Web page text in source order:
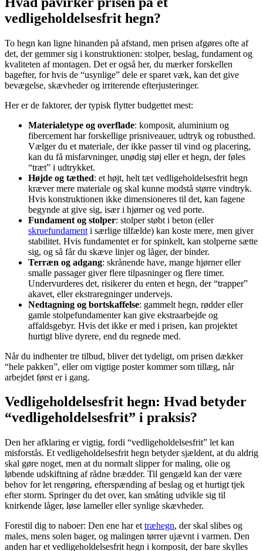
vedligeholdelsesfrit hegn?
To hegn kan ligne hinanden på afstand, men prisen afgøres ofte af
det, der gemmer sig i konstruktionen: stolper, beslag, fundament og
kvaliteten af montagen. Det er også her, du mærker forskellen
bagefter, for hvis de “usynlige” dele er sparet væk, kan det give
bevægelse, skævheder og irriterende efterjusteringer.
Her er de faktorer, der typisk flytter budgettet mest:
Materialetype og overflade: komposit, aluminium og
fibercement har forskellige prisniveauer, udtryk og robusthed.
Vælger du et materiale, der ikke passer til vind og placering,
kan du få misfarvninger, unødig støj eller et hegn, der føles
“træt” i udtrykket.
Højde og tæthed: et højt, helt tæt vedligeholdelsesfrit hegn
kræver mere materiale og skal kunne modstå større vindtryk.
Hvis konstruktionen ikke dimensioneres til det, kan fagene
begynde at give sig, især i hjørner og ved porte.
Fundament og stolper: stolper støbt i beton (eller
skruefundament i særlige tilfælde) kan koste mere, men giver
stabilitet. Hvis fundamentet er for spinkelt, kan stolperne sætte
sig, og så får du skæve linjer og låger, der binder.
Terræn og adgang: skrånende have, mange hjørner eller
smalle passager giver flere tilpasninger og flere timer.
Undervurderes det, risikerer du enten et hegn, der “trapper”
akavet, eller ekstraregninger undervejs.
Nedtagning og bortskaffelse: gammelt hegn, rødder eller
gamle stolpefundamenter kan give ekstraarbejde og
affaldsgebyr. Hvis det ikke er med i prisen, kan projektet
hurtigt blive dyrere, end du regnede med.
Når du indhenter tre tilbud, bliver det tydeligt, om prisen dækker
“hele pakken”, eller om vigtige poster kommer som tillæg, når
arbejdet først er i gang.
Vedligeholdelsesfrit hegn: Hvad betyder
“vedligeholdelsesfrit” i praksis?
Den her afklaring er vigtig, fordi “vedligeholdelsesfrit” let kan
misforstås. Et vedligeholdelsesfrit hegn betyder sjældent, at du aldrig
skal gøre noget, men at du normalt slipper for maling, olie og
løbende udskiftning af rådne brædder. Til gengæld kan der være
behov for let rengøring, efterspænding af beslag og et hurtigt tjek
efter storm. Springer du det over, kan småting udvikle sig til
knirkende låger, løse lameller eller synlige skævheder.
Forestil dig to naboer: Den ene har et træhegn, der skal slibes og
males, mens solen bager, og malingen tørrer ujævnt i varmen. Den
anden har et vedligeholdelsesfrit hegn i komposit, der bare skylles